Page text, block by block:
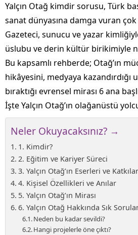
Yalçın Otağ kimdir sorusu, Türk
sanat dünyasına damga vuran
Gazeteci, sunucu ve yazar
üslubu ve derin kültür birikimiyle
Bu kapsamlı rehberde; Otağ’ın
hikâyesini, medyaya
bıraktığı evrensel mirası 6 ana
İşte Yalçın Otağ’ın olağanüstü
Neler Okuyacaksınız? →
1. Kimdir?
2. Eğitim ve Kariyer Süreci
3. Yalçın Otağ’ın Eserleri ve
4. Kişisel Özellikleri ve Anılar
5. Yalçın Otağ’ın Mirası
6. Yalçın Otağ Hakkında Sık
Neden bu kadar sevildi?
Hangi projelerle öne çıktı?